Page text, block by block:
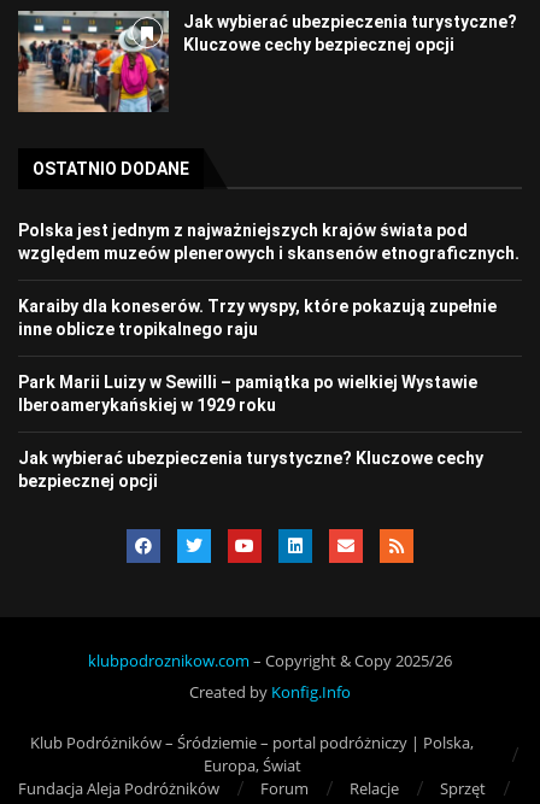
Jak wybierać ubezpieczenia turystyczne?
Kluczowe cechy bezpiecznej opcji
OSTATNIO DODANE
Polska jest jednym z najważniejszych krajów świata pod
względem muzeów plenerowych i skansenów etnograficznych.
Karaiby dla koneserów. Trzy wyspy, które pokazują zupełnie
inne oblicze tropikalnego raju
Park Marii Luizy w Sewilli – pamiątka po wielkiej Wystawie
Iberoamerykańskiej w 1929 roku
Jak wybierać ubezpieczenia turystyczne? Kluczowe cechy
bezpiecznej opcji
klubpodroznikow.com – Copyright & Copy 2025/26
Created by Konfig.Info
Klub Podróżników – Śródziemie – portal podróżniczy | Polska,
Europa, Świat
Fundacja Aleja Podróżników
Forum Relacje Sprzęt